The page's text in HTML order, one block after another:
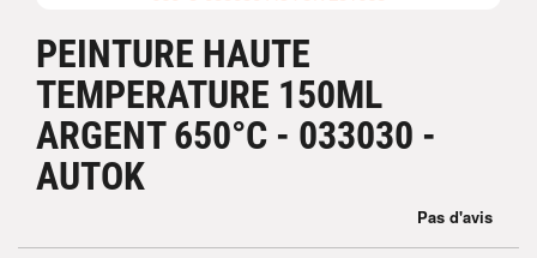
PEINTURE HAUTE
TEMPERATURE 150ML
ARGENT 650°C - 033030 -
AUTOK